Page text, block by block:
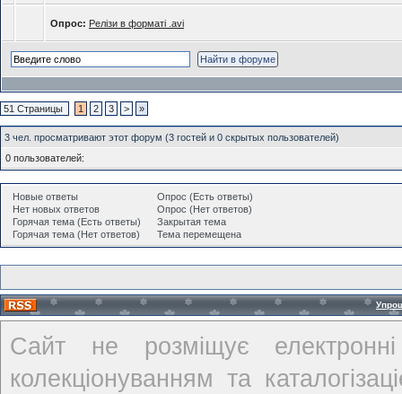
Опрос: Релізи в форматі .avi
51 Страницы 1 2 3 > »
3 чел. просматривают этот форум (3 гостей и 0 скрытых пользователей)
0 пользователей:
Новые ответы
Нет новых ответов
Горячая тема (Есть ответы)
Горячая тема (Нет ответов)
Опрос (Есть ответы)
Опрос (Нет ответов)
Закрытая тема
Тема перемещена
Сайт не розміщує
колекціонуванням та